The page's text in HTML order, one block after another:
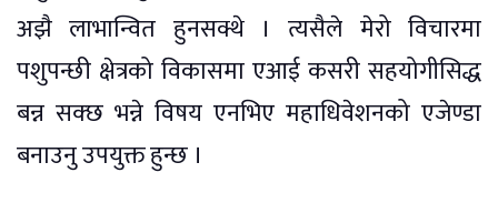
अझै लाभान्वित हुनसक्थे । त्यसैले मेरो विचारमा
पशुपन्छी क्षेत्रको विकासमा एआई कसरी सहयोगीसिद्ध
बन्न सक्छ भन्ने विषय एनभिए महाधिवेशनको एजेण्डा
बनाउनु उपयुक्त हुन्छ ।